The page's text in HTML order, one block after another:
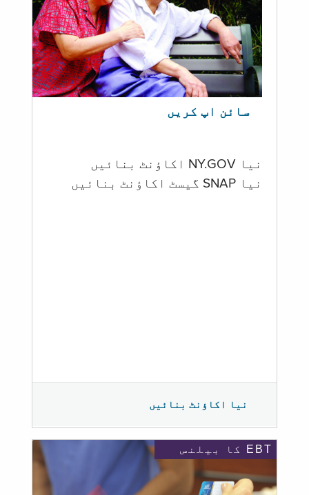
سائن اپ کریں
نیا NY.GOV اکاؤنٹ بنائیں
نیا SNAP گیسٹ اکاؤنٹ بنائیں
نیا اکاؤنٹ بنائیں
EBT کا بیلنس